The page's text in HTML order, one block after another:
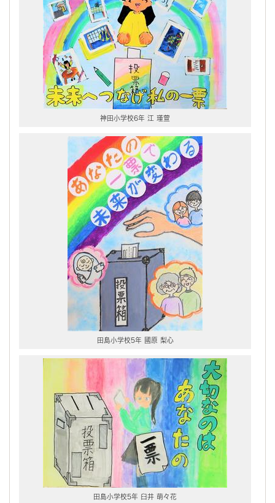
神田小学校6年 江 瑾萱
田島小学校5年 國原 梨心
田島小学校5年 臼井 萌々花